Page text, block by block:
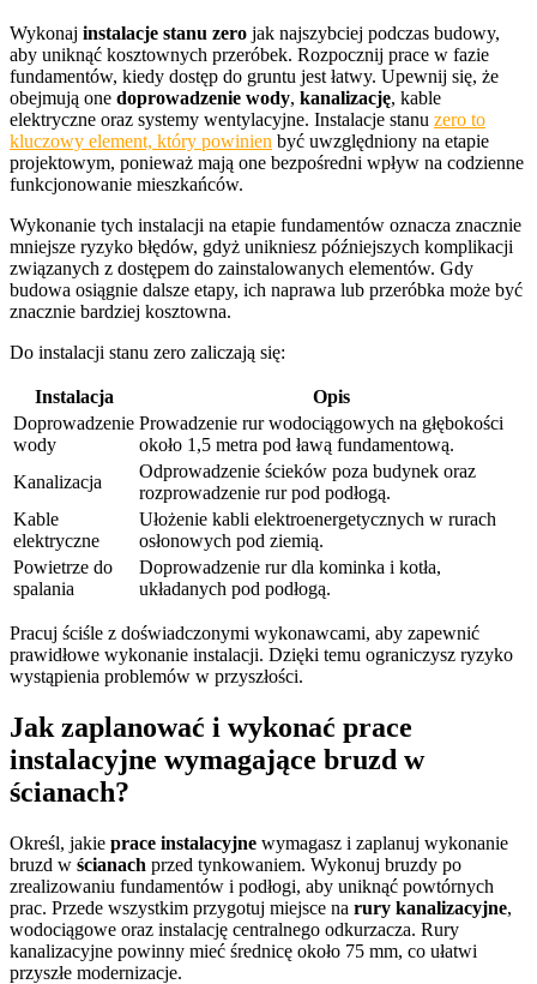
Wykonaj instalacje stanu zero jak najszybciej podczas budowy,
aby uniknąć kosztownych przeróbek. Rozpocznij prace w fazie
fundamentów, kiedy dostęp do gruntu jest łatwy. Upewnij się, że
obejmują one doprowadzenie wody, kanalizację, kable
elektryczne oraz systemy wentylacyjne. Instalacje stanu zero to
kluczowy element, który powinien być uwzględniony na etapie
projektowym, ponieważ mają one bezpośredni wpływ na codzienne
funkcjonowanie mieszkańców.
Wykonanie tych instalacji na etapie fundamentów oznacza znacznie
mniejsze ryzyko błędów, gdyż unikniesz późniejszych komplikacji
związanych z dostępem do zainstalowanych elementów. Gdy
budowa osiągnie dalsze etapy, ich naprawa lub przeróbka może być
znacznie bardziej kosztowna.
Do instalacji stanu zero zaliczają się:
Instalacja
Opis
Doprowadzenie
wody
Prowadzenie rur wodociągowych na głębokości
około 1,5 metra pod ławą fundamentową.
Kanalizacja
Odprowadzenie ścieków poza budynek oraz
rozprowadzenie rur pod podłogą.
Kable
elektryczne
Ułożenie kabli elektroenergetycznych w rurach
osłonowych pod ziemią.
Powietrze do
spalania
Doprowadzenie rur dla kominka i kotła,
układanych pod podłogą.
Pracuj ściśle z doświadczonymi wykonawcami, aby zapewnić
prawidłowe wykonanie instalacji. Dzięki temu ograniczysz ryzyko
wystąpienia problemów w przyszłości.
Jak zaplanować i wykonać prace
instalacyjne wymagające bruzd w
ścianach?
Określ, jakie prace instalacyjne wymagasz i zaplanuj wykonanie
bruzd w ścianach przed tynkowaniem. Wykonuj bruzdy po
zrealizowaniu fundamentów i podłogi, aby uniknąć powtórnych
prac. Przede wszystkim przygotuj miejsce na rury kanalizacyjne,
wodociągowe oraz instalację centralnego odkurzacza. Rury
kanalizacyjne powinny mieć średnicę około 75 mm, co ułatwi
przyszłe modernizacje.